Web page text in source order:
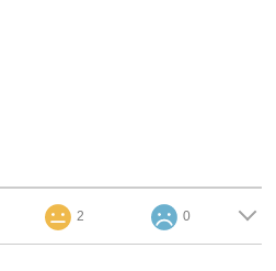
2 0